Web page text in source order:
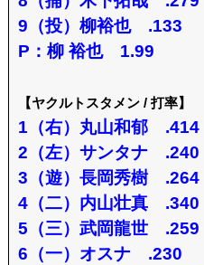
9（投）柳裕也 .133
P：柳 裕也 1.99
【ヤクルトスタメン / 打率】
1（右）丸山和郁 .414
2（左）サンタナ .240
3（遊）長岡秀樹 .264
4（二）内山壮真 .340
5（三）武岡龍世 .259
6（一）オスナ .230